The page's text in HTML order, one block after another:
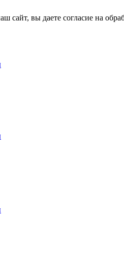
сайт, вы даете согласие на